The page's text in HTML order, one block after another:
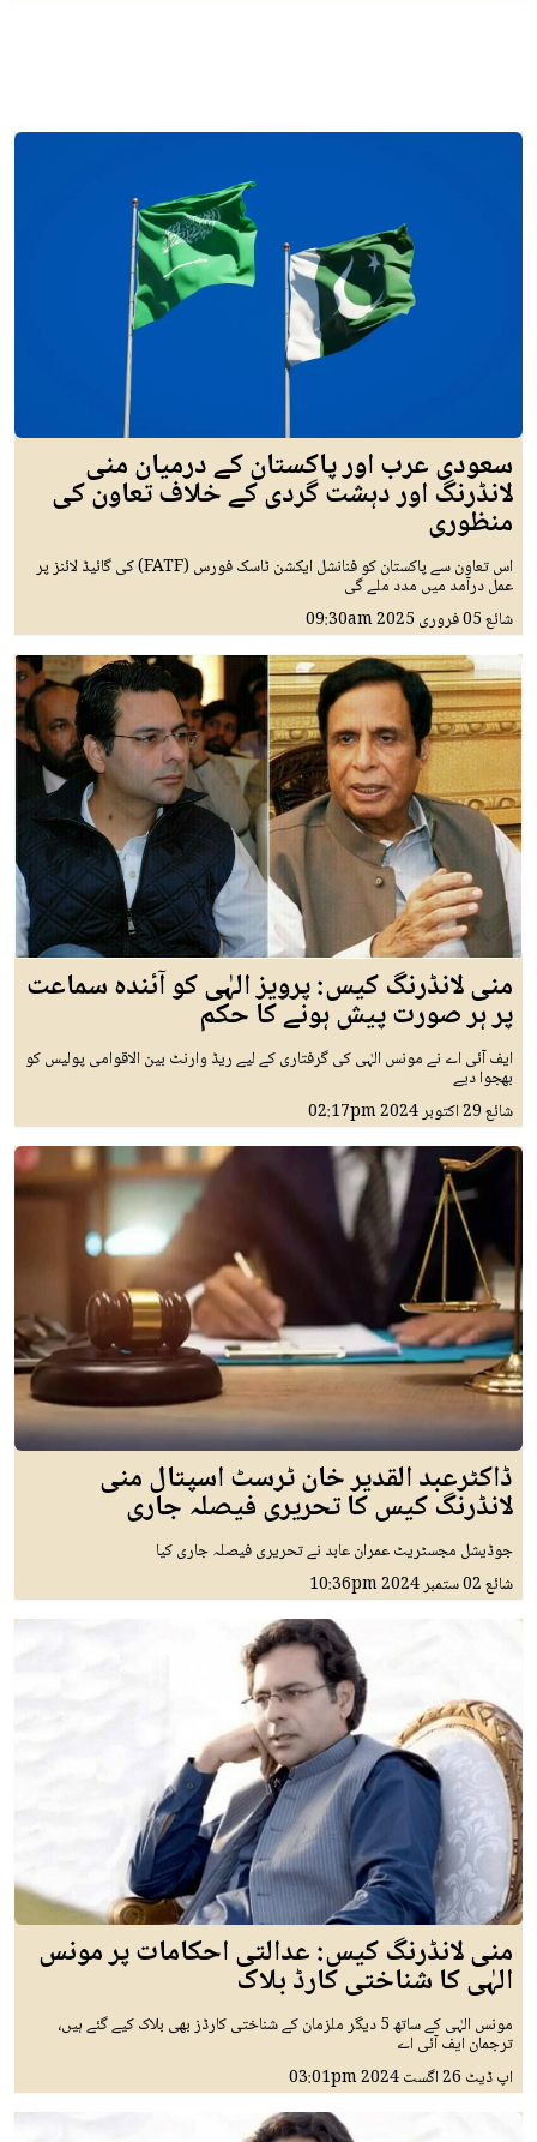
سعودی عرب اور پاکستان کے درمیان منی
لانڈرنگ اور دہشت گردی کے خلاف تعاون کی
منظوری
اس تعاون سے پاکستان کو فنانشل ایکشن ٹاسک فورس (FATF) کی گائیڈ لائنز پر
عمل درآمد میں مدد ملے گی
شائع05 فروری 2025 09:30am
منی لانڈرنگ کیس: پرویز الہٰی کو آئندہ سماعت
پر ہر صورت پیش ہونے کا حکم
ایف آئی اے نے مونس الہٰی کی گرفتاری کے لیے ریڈ وارنٹ بین الاقوامی پولیس کو
بھجوا دیے
شائع29 اکتوبر 2024 02:17pm
ڈاکٹرعبد القدیر خان ٹرسٹ اسپتال منی
لانڈرنگ کیس کا تحریری فیصلہ جاری
جوڈیشل مجسٹریٹ عمران عابد نے تحریری فیصلہ جاری کیا
شائع02 ستمبر 2024 10:36pm
منی لانڈرنگ کیس: عدالتی احکامات پر مونس
الہٰی کا شناختی کارڈ بلاک
مونس الہٰی کے ساتھ 5 دیگر ملزمان کے شناختی کارڈز بھی بلاک کیے گئے ہیں،
ترجمان ایف آئی اے
اپ ڈیٹ 26 اگست 2024 03:01pm